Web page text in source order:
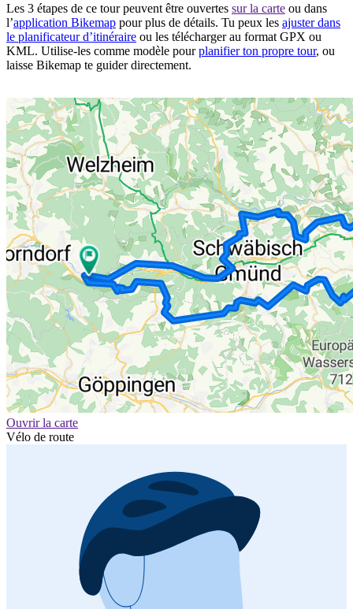
Les 3 étapes de ce tour peuvent être ouvertes sur la carte ou dans
l’application Bikemap pour plus de détails. Tu peux les ajuster dans
le planificateur d’itinéraire ou les télécharger au format GPX ou
KML. Utilise-les comme modèle pourplanifier ton propre tour, ou
laisse Bikemap te guider directement.
Ouvrir la carte
Vélo de route